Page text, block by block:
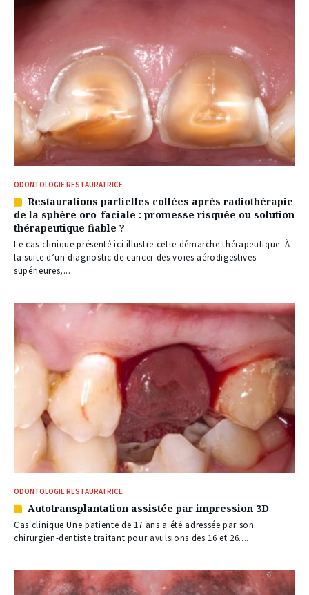
ODONTOLOGIE RESTAURATRICE
Article
réservé
à
nos
abonnés
Restaurations partielles collées après radiothérapie
de la sphère oro-faciale : promesse risquée ou solution
thérapeutique fiable ?
Le cas clinique présenté ici illustre cette démarche thérapeutique. À
la suite d’un diagnostic de cancer des voies aérodigestives
supérieures,...
ODONTOLOGIE RESTAURATRICE
Article
réservé
à
Autotransplantation assistée par impression 3D
Cas clinique Une patiente de 17 ans a été adressée par son
chirurgien-dentiste traitant pour avulsions des 16 et 26....